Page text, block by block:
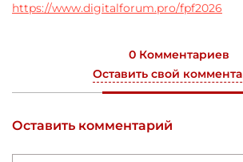
https://www.digitalforum.pro/fpf2026
0 Комментариев
Оставить свой
Оставить комментарий